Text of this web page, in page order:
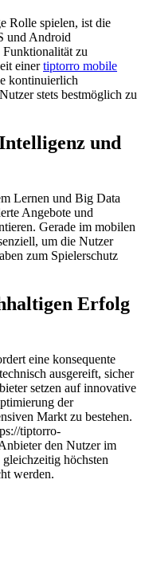
Rolle spielen, ist die
und Android
zu
einertiptorro mobile
kontinuierlich
stets bestmöglich zu
und
Lernen und Big Data
Angebote und
Gerade im mobilen
um die Nutzer
zum Spielerschutz
Erfolg
eine konsequente
ausgereift, sicher
setzen auf innovative
der
Markt zu bestehen.
tiptorro-
den Nutzer im
höchsten
werden.